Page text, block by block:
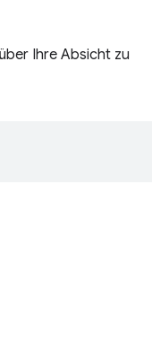
Ihre Absicht zu